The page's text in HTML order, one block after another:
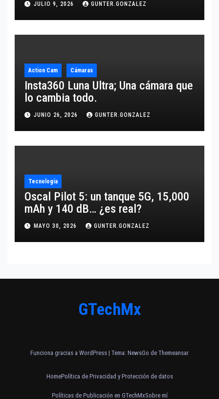
JULIO 9, 2026 GUNTER.GONZALEZ
Action Cam Cámaras
Insta360 Luna Ultra; Una cámara que
lo cambia todo.
JUNIO 26, 2026 GUNTER.GONZALEZ
Tecnología
Oscal Pilot 5: un tanque 5G, 15,000
mAh y 140 dB… ¿es real?
MAYO 30, 2026 GUNTER.GONZALEZ
GTechMx
Funciona gracias a WordPress | Tema: NewsGo de Themeansar
HomePolítica de Privacidad y Protección de datos
Políticas de Publicación en GTechMxSobre mí